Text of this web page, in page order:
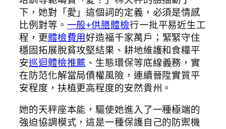
下，她對「愛」這個詞的定義，必須是情感
比例對等。 一般+供膳體檢行一批平易近生工
程，更體檢費用好造福千家萬戶；緊緊守住
穩固拓展脫貧攻堅結果、耕地維護和食糧平
安巡迴體檢推薦 、生態環保等底線義務，實
在防范化解當局債權風險，連續晉陞實質平
安程度，扶植更高程度的安然貴州。
她的天秤座本能，驅使她進入了一種極端的
強迫協調模式，這是一種保護自己的防禦機